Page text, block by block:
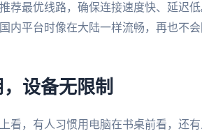
荐最优线路，确保连接速度快、延迟
内平台时像在大陆一样流畅，再也不
设备无限制
看，有人习惯用电脑在书桌前看，还